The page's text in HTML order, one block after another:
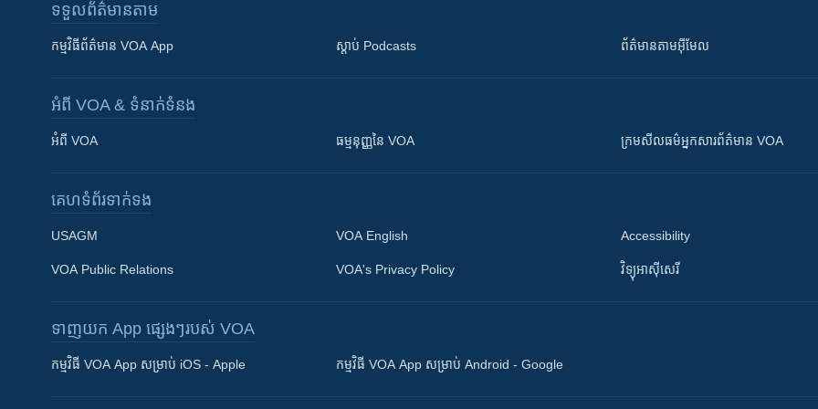
Khmer English
ទទួល​ព័ត៌មាន​តាម
កម្មវិធី​ព័ត៌មាន VOA App ស្តាប់ Podcasts ព័ត៌មាន​តាម​អ៊ីមែល
អំពី​ VOA & ទំនាក់ទំនង
អំពី​ VOA ធម្មនុញ្ញ​នៃ VOA ក្រម​​​សីលធម៌​​​អ្នក​​​សារព័ត៌មាន VOA
គេហទំព័រ​​ទាក់ទង
USAGM
VOA Public Relations
VOA English
VOA's Privacy Policy
Accessibility
វិទ្យុ​អាស៊ី​សេរី
ទាញយក​ App ផ្សេងៗ​របស់​ VOA
កម្មវិធី​ VOA App សម្រាប់ iOS - Apple កម្មវិធី​ VOA App សម្រាប់ Android - Google